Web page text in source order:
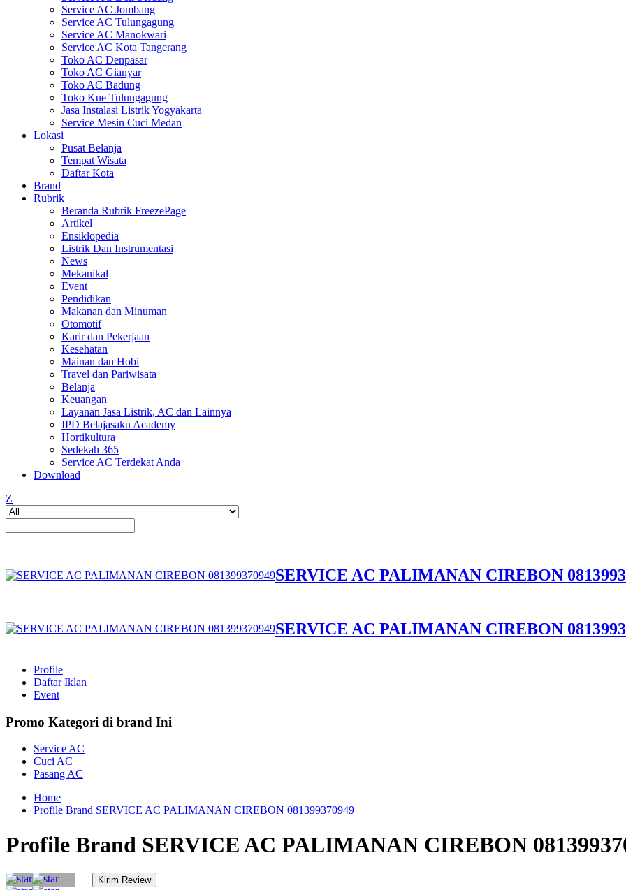
Service AC Jombang
Service AC Tulungagung
Service AC Manokwari
Service AC Kota Tangerang
Toko AC Denpasar
Toko AC Gianyar
Toko AC Badung
Toko Kue Tulungagung
Jasa Instalasi Listrik Yogyakarta
Service Mesin Cuci Medan
Lokasi
Pusat Belanja
Tempat Wisata
Daftar Kota
Brand
Rubrik
Beranda Rubrik FreezePage
Artikel
Ensiklopedia
Listrik Dan Instrumentasi
News
Mekanikal
Event
Pendidikan
Makanan dan Minuman
Otomotif
Karir dan Pekerjaan
Kesehatan
Mainan dan Hobi
Travel dan Pariwisata
Belanja
Keuangan
Layanan Jasa Listrik, AC dan Lainnya
IPD Belajasaku Academy
Hortikultura
Sedekah 365
Service AC Terdekat Anda
Download
Z
SERVICE AC PALIMANAN CIREBON
SERVICE AC PALIMANAN CIREBON
Profile
Daftar Iklan
Event
Promo Kategori di brand Ini
Service AC
Cuci AC
Pasang AC
Home
Profile Brand SERVICE AC PALIMANAN CIREBON 081399370949
Profile Brand SERVICE AC PALIMANAN CIREBON